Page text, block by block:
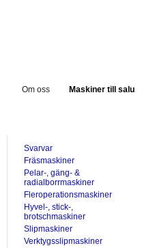
Om oss Maskiner till salu
Svarvar
Fräsmaskiner
Pelar-, gäng- &
radialborrmaskiner
Fleroperationsmaskiner
Hyvel-, stick-,
brotschmaskiner
Slipmaskiner
Verktygsslipmaskiner